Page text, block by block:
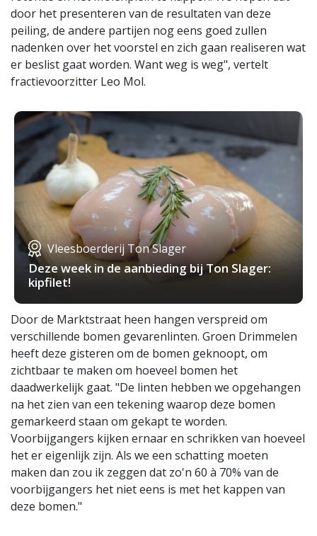
door het presenteren van de resultaten van deze
peiling, de andere partijen nog eens goed zullen
nadenken over het voorstel en zich gaan realiseren wat
er beslist gaat worden. Want weg is weg", vertelt
fractievoorzitter Leo Mol.
Vleesboerderij Ton Slager
Deze week in de aanbieding bij Ton Slager:
kipfilet!
Door de Marktstraat heen hangen verspreid om
verschillende bomen gevarenlinten. Groen Drimmelen
heeft deze gisteren om de bomen geknoopt, om
zichtbaar te maken om hoeveel bomen het
daadwerkelijk gaat. "De linten hebben we opgehangen
na het zien van een tekening waarop deze bomen
gemarkeerd staan om gekapt te worden.
Voorbijgangers kijken ernaar en schrikken van hoeveel
het er eigenlijk zijn. Als we een schatting moeten
maken dan zou ik zeggen dat zo'n 60 à 70% van de
voorbijgangers het niet eens is met het kappen van
deze bomen."